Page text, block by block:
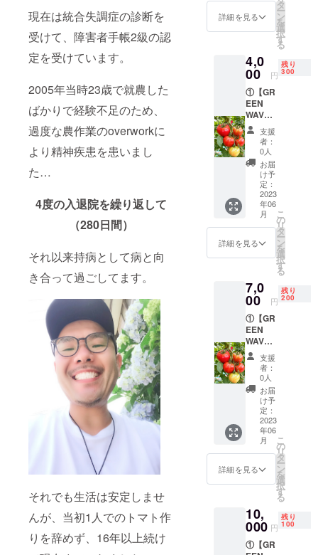
現在は統合失調症の診断を
受けて、障害者手帳2級の認
定を受けています。
2005年当時23歳で就農した
ばかりで経験不足のため、
過度な農作業のoverworkに
より精神疾患を患いまし
た…
4度の入退院を繰り返して
（280日間）
それ以来持病として病と向
き合って過ごしてます。
︎それでも生活は安定しませ
んが、当初1人でのトマト作
りを辞めず、16年以上続け
ルス
テッ
年6月17
日
（土）
開催。
AM9:00
〜10:00
まで
詳細を見る
タ
ー
ン
を
選
択
す
る
4,0
00 円
残り
300
︎①【GR
EEN
WAVE
大玉ト
マト4kg
目安】
※S・
M・L・
2L（15
〜28個
入り）
※全国送
料込み
（クー
ル便で
す。）
︎②【オ
リジナ
ルス
テッ
カー】
︎③【感
謝の手
書きの
お手
紙】 ※6
月上
旬〜7月
中旬ま
でに配
送しま
す。
支援
者：
0人
お届
け予
定：
2023
年06
月
詳細を見る
こ
の
リ
タ
ー
ン
を
選
択
す
る
7,0
00 円
残り
200
︎①【GR
EEN
WAVE
大玉ト
マト8kg
目安】
※S・
M・L・
2L（30
〜56個
入り）
※全国送
料込み
（クー
ル便で
す。）
︎②【オ
リジナ
ルス
支援
者：
0人
お届
け予
定：
2023
年06
月
詳細を見る
こ
の
リ
タ
ー
ン
を
選
択
す
る
10,
000 円
残り
100
︎①【GR